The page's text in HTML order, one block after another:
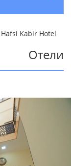
Hafsi Kabir Hotel
Отели